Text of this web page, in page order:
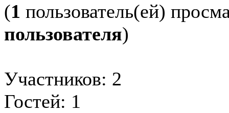
(1 пользователь(ей)
пользователя)
Участников: 2
Гостей: 1